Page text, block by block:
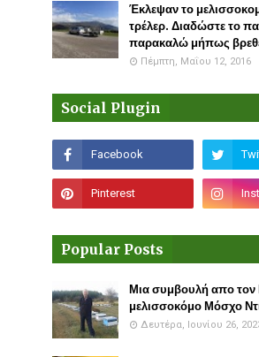
Έκλεψαν το
τρέλερ. Διαδώστε το
παρακαλώ μήπως
Πέμπτη, Μαΐου 12, 2016
Social Plugin
Popular Posts
Μια συμβουλή απο τον
μελισσοκόμο Μόσχο
Δευτέρα, Ιουνίου 26,